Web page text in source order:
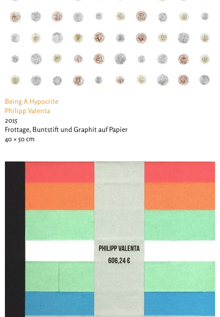
Being A Hypocrite
Philipp Valenta
2015
Frottage, Buntstift und Graphit auf Papier
40 × 50 cm